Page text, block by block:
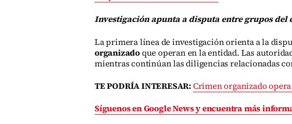
Investigación apunta a disputa entre grupos del
La primera línea de investigación orienta a la
organizadoque operan en la entidad. Las
mientras continúan las diligencias relacionadas
TE PODRÍA INTERESAR:Crimen organizado
Síguenos en Google News y encuentra más